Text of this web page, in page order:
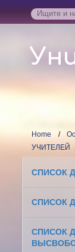
Home
УЧИТЕЛЕЙ
СПИСОК
СПИСОК
СПИСОК